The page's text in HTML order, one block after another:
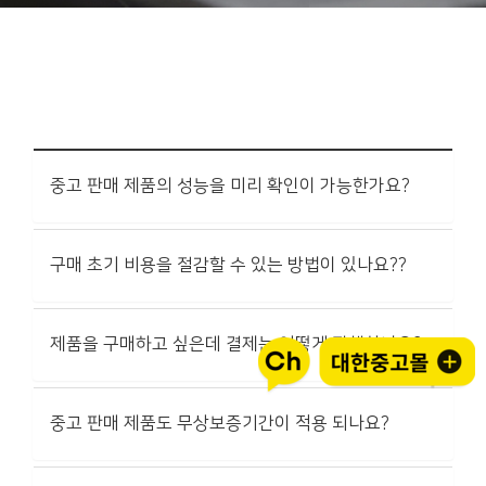
중고 판매 제품의 성능을 미리 확인이 가능한가요?
구매 초기 비용을 절감할 수 있는 방법이 있나요??
제품을 구매하고 싶은데 결제는 어떻게 진행하나요?
중고 판매 제품도 무상보증기간이 적용 되나요?